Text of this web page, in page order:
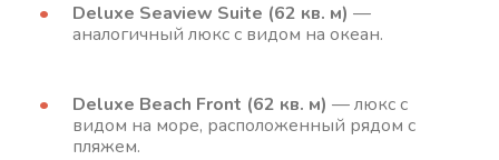
Deluxe Seaview Suite (62 кв. м) —
аналогичный люкс с видом на океан.
Deluxe Beach Front (62 кв. м) — люкс с
видом на море, расположенный рядом с
пляжем.